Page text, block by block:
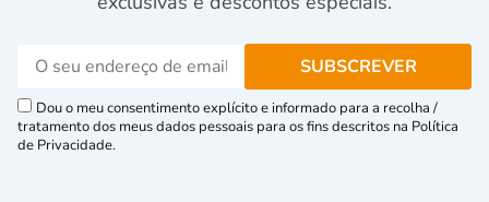
Dou o meu consentimento explícito e informado para a recolha /
tratamento dos meus dados pessoais para os fins descritos na Política
de Privacidade.